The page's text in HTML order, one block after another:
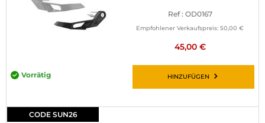
Ref : OD0167
Empfohlener Verkaufspreis: 50,00 €
45,00 €
Vorrätig HINZUFÜGEN
CODE SUN26